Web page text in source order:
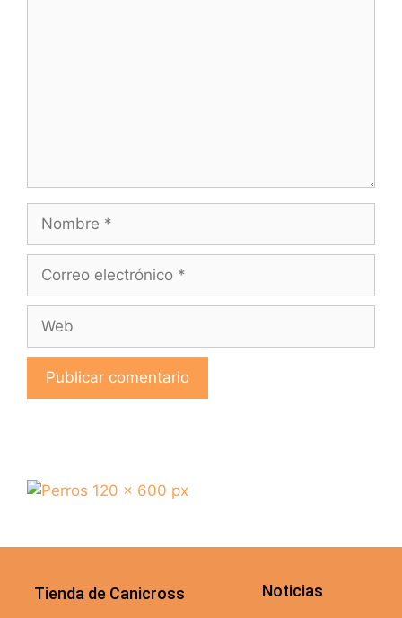
Tienda de Canicross Noticias